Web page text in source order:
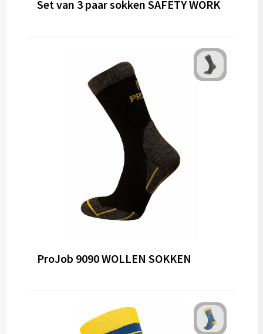
Set van 3 paar sokken SAFETY WORK
ProJob 9090 WOLLEN SOKKEN